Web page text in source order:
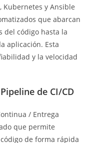
Kubernetes y Ansible
que abarcan
del código hasta la
aplicación. Esta
y la velocidad
de CI/CD
/ Entrega
que permite
de forma rápida